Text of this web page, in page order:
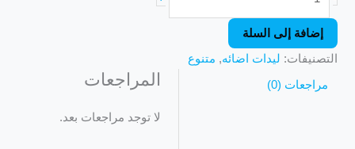
إضافة إلى السلة
التصنيفات: ليدات اضائه, متنوع
مراجعات (0) المراجعات
لا توجد مراجعات بعد.